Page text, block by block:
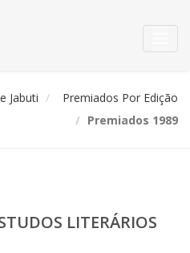
Jabuti
Premiados Por Edição
Premiados 1989
LITERÁRIOS